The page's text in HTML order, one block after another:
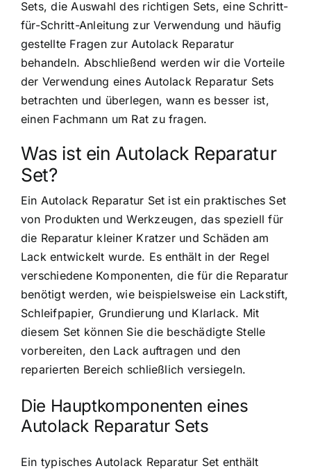
Sets, die Auswahl des richtigen Sets, eine Schritt-
für-Schritt-Anleitung zur Verwendung und häufig
gestellte Fragen zur Autolack Reparatur
behandeln. Abschließend werden wir die Vorteile
der Verwendung eines Autolack Reparatur Sets
betrachten und überlegen, wann es besser ist,
einen Fachmann um Rat zu fragen.
Was ist ein Autolack Reparatur
Set?
Ein Autolack Reparatur Set ist ein praktisches Set
von Produkten und Werkzeugen, das speziell für
die Reparatur kleiner Kratzer und Schäden am
Lack entwickelt wurde. Es enthält in der Regel
verschiedene Komponenten, die für die Reparatur
benötigt werden, wie beispielsweise ein Lackstift,
Schleifpapier, Grundierung und Klarlack. Mit
diesem Set können Sie die beschädigte Stelle
vorbereiten, den Lack auftragen und den
reparierten Bereich schließlich versiegeln.
Die Hauptkomponenten eines
Autolack Reparatur Sets
Ein typisches Autolack Reparatur Set enthält